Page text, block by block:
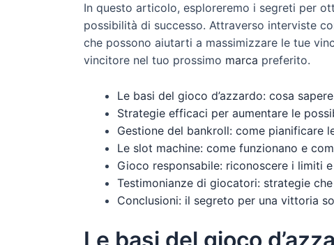
In questo articolo, esploreremo i segreti per
possibilità di successo. Attraverso interviste
che possono aiutarti a massimizzare le tue
vincitore nel tuo prossimo marca preferito.
Le basi del gioco d’azzardo: cosa
Strategie efficaci per aumentare le
Gestione del bankroll: come pianificare
Le slot machine: come funzionano e
Gioco responsabile: riconoscere i limiti
Testimonianze di giocatori: strategie
Conclusioni: il segreto per una vittoria
Le basi del gioco